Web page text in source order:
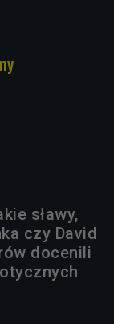
sławy,
czy David
docenili